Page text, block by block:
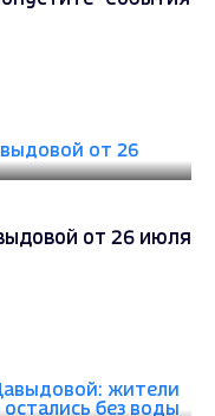
от 26 июля